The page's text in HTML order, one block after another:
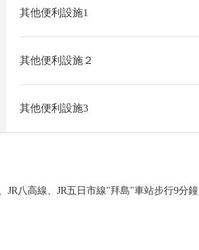
其他便利設施1
其他便利設施２
其他便利設施3
JR八高線、JR五日市線"拜島"車站步行9分鐘